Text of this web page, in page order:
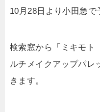
10月28日より小田急で
検索窓から「ミキモ
ルチメイクアップパレ
きます。